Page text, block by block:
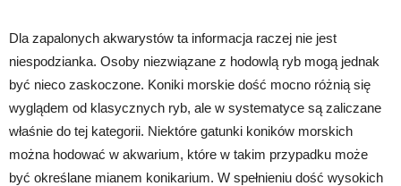
Dla zapalonych akwarystów ta informacja raczej nie jest
niespodzianka. Osoby niezwiązane z hodowlą ryb mogą jednak
być nieco zaskoczone. Koniki morskie dość mocno różnią się
wyglądem od klasycznych ryb, ale w systematyce są zaliczane
właśnie do tej kategorii. Niektóre gatunki koników morskich
można hodować w akwarium, które w takim przypadku może
być określane mianem konikarium. W spełnieniu dość wysokich